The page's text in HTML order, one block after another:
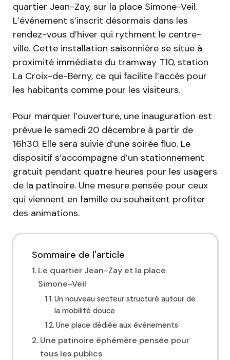
quartier Jean-Zay, sur la place Simone-Veil.
L’événement s’inscrit désormais dans les
rendez-vous d’hiver qui rythment le centre-
ville. Cette installation saisonnière se situe à
proximité immédiate du tramway T10, station
La Croix-de-Berny, ce qui facilite l’accès pour
les habitants comme pour les visiteurs.
Pour marquer l’ouverture, une inauguration est
prévue le samedi 20 décembre à partir de
16h30. Elle sera suivie d’une soirée fluo. Le
dispositif s’accompagne d’un stationnement
gratuit pendant quatre heures pour les usagers
de la patinoire. Une mesure pensée pour ceux
qui viennent en famille ou souhaitent profiter
des animations.
Sommaire de l'article
Le quartier Jean-Zay et la place
Simone-Veil
Un nouveau secteur structuré autour de
la mobilité douce
Une place dédiée aux événements
Une patinoire éphémère pensée pour
tous les publics